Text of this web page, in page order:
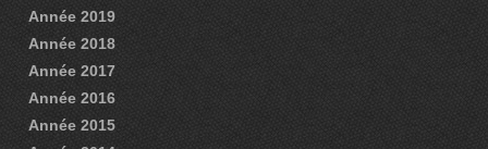
REVUE DE PRESSE 2017
REVUE DE PRESSE 2015
Année 2019
Année 2018
Année 2017
Année 2016
Année 2015